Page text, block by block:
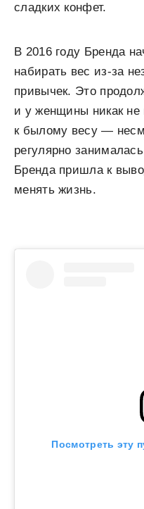
сладких конфет.
В 2016 году Бренда
набирать вес из-за
привычек. Это
и у женщины никак не
к былому весу —
регулярно
Бренда пришла к
менять жизнь.
Посмотреть эту